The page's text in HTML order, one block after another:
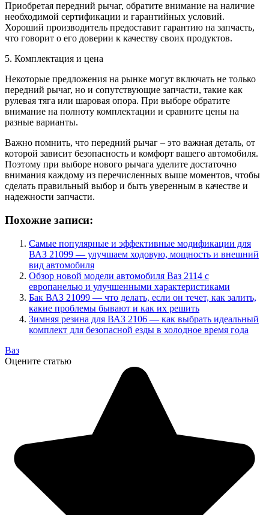
Приобретая передний рычаг, обратите внимание на наличие
необходимой сертификации и гарантийных условий.
Хороший производитель предоставит гарантию на запчасть,
что говорит о его доверии к качеству своих продуктов.
5. Комплектация и цена
Некоторые предложения на рынке могут включать не только
передний рычаг, но и сопутствующие запчасти, такие как
рулевая тяга или шаровая опора. При выборе обратите
внимание на полноту комплектации и сравните цены на
разные варианты.
Важно помнить, что передний рычаг – это важная деталь, от
которой зависит безопасность и комфорт вашего автомобиля.
Поэтому при выборе нового рычага уделите достаточно
внимания каждому из перечисленных выше моментов, чтобы
сделать правильный выбор и быть уверенным в качестве и
надежности запчасти.
Похожие записи:
Самые популярные и эффективные модификации для
ВАЗ 21099 — улучшаем ходовую, мощность и внешний
вид автомобиля
Обзор новой модели автомобиля Ваз 2114 с
европанелью и улучшенными характеристиками
Бак ВАЗ 21099 — что делать, если он течет, как залить,
какие проблемы бывают и как их решить
Зимняя резина для ВАЗ 2106 — как выбрать идеальный
комплект для безопасной езды в холодное время года
Ваз
Оцените статью